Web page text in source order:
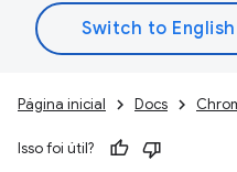
Página inicial Docs
Isso foi útil?